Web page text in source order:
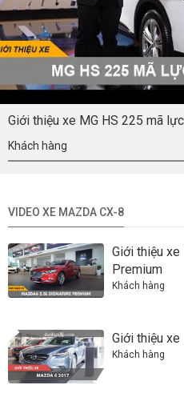
Giới thiệu xe MG HS 225 mã
Khách hàng
VIDEO XE MAZDA CX-8
Giới thiệu
Premium
Khách hàng
Giới thiệu
Khách hàng